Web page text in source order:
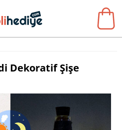
Dekoratif Şişe